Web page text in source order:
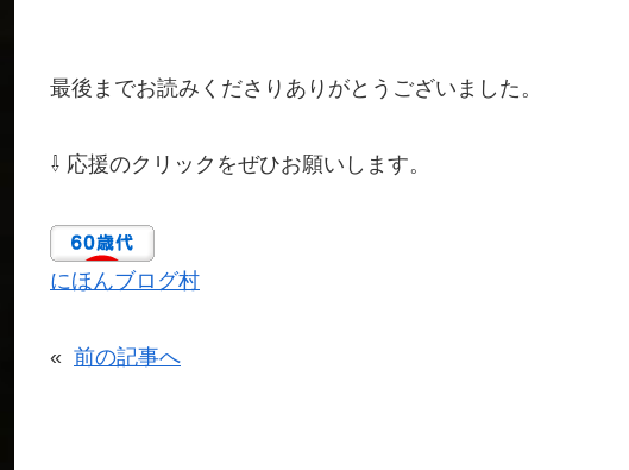
最後までお読みくださりありがとうございました。
⇩ 応援のクリックをぜひお願いします。
にほんブログ村
« 前の記事へ